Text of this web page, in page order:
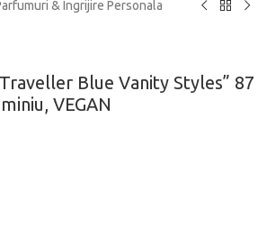
& Ingrijire Personala
Blue Vanity Styles” 87
VEGAN